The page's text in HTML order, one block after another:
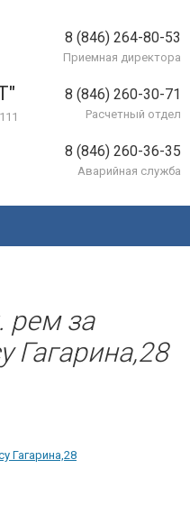
8 (846) 264-80-53
Приемная директора
8 (846) 260-30-71
Расчетный отдел
8 (846) 260-36-35
Аварийная служба
рем за
Гагарина,28
Гагарина,28